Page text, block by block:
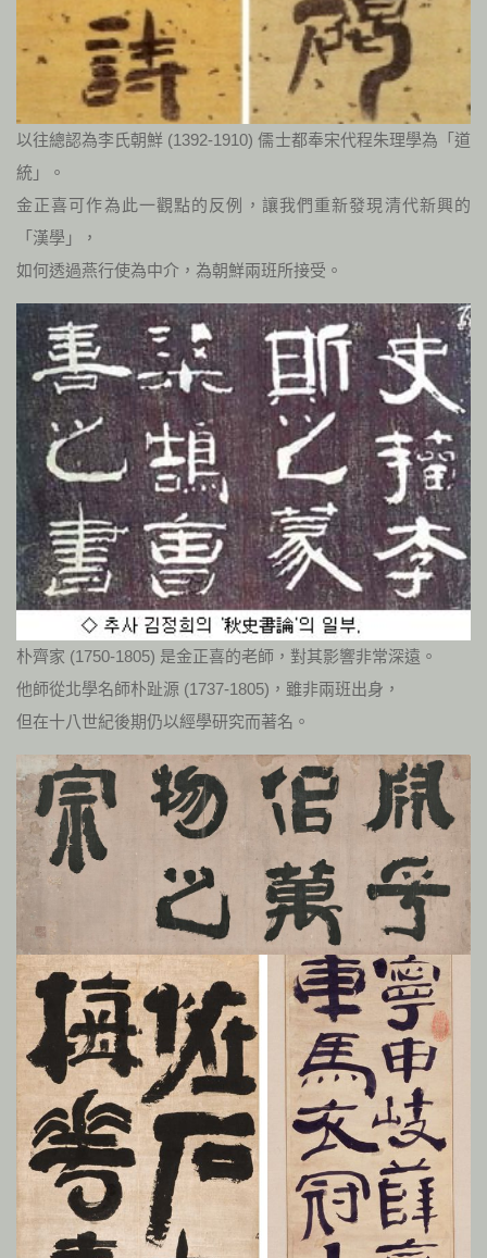
以往總認為李氏朝鮮 (1392-1910) 儒士都奉宋代程朱理學為「道
統」。
金正喜可作為此一觀點的反例，讓我們重新發現清代新興的
「漢學」，
如何透過燕行使為中介，為朝鮮兩班所接受。
朴齊家 (1750-1805) 是金正喜的老師，對其影響非常深遠。
他師從北學名師朴趾源 (1737-1805)，雖非兩班出身，
但在十八世紀後期仍以經學研究而著名。